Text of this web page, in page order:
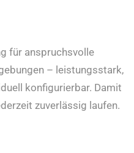
für anspruchsvolle
– leistungsstark,
konfigurierbar. Damit
zuverlässig laufen.